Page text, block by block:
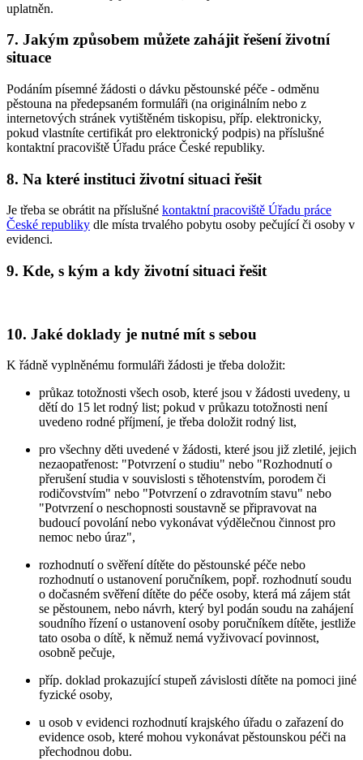
uplatněn.
7. Jakým způsobem můžete zahájit řešení životní
situace
Podáním písemné žádosti o dávku pěstounské péče - odměnu
pěstouna na předepsaném formuláři (na originálním nebo z
internetových stránek vytištěném tiskopisu, příp. elektronicky,
pokud vlastníte certifikát pro elektronický podpis) na příslušné
kontaktní pracoviště Úřadu práce České republiky.
8. Na které instituci životní situaci řešit
Je třeba se obrátit na příslušné kontaktní pracoviště Úřadu práce
České republiky dle místa trvalého pobytu osoby pečující či osoby v
evidenci.
9. Kde, s kým a kdy životní situaci řešit
10. Jaké doklady je nutné mít s sebou
K řádně vyplněnému formuláři žádosti je třeba doložit:
průkaz totožnosti všech osob, které jsou v žádosti uvedeny, u
dětí do 15 let rodný list; pokud v průkazu totožnosti není
uvedeno rodné příjmení, je třeba doložit rodný list,
pro všechny děti uvedené v žádosti, které jsou již zletilé, jejich
nezaopatřenost: "Potvrzení o studiu" nebo "Rozhodnutí o
přerušení studia v souvislosti s těhotenstvím, porodem či
rodičovstvím" nebo "Potvrzení o zdravotním stavu" nebo
"Potvrzení o neschopnosti soustavně se připravovat na
budoucí povolání nebo vykonávat výdělečnou činnost pro
nemoc nebo úraz",
rozhodnutí o svěření dítěte do pěstounské péče nebo
rozhodnutí o ustanovení poručníkem, popř. rozhodnutí soudu
o dočasném svěření dítěte do péče osoby, která má zájem stát
se pěstounem, nebo návrh, který byl podán soudu na zahájení
soudního řízení o ustanovení osoby poručníkem dítěte, jestliže
tato osoba o dítě, k němuž nemá vyživovací povinnost,
osobně pečuje,
příp. doklad prokazující stupeň závislosti dítěte na pomoci jiné
fyzické osoby,
u osob v evidenci rozhodnutí krajského úřadu o zařazení do
evidence osob, které mohou vykonávat pěstounskou péči na
přechodnou dobu.